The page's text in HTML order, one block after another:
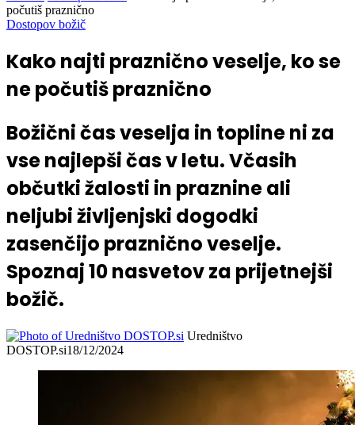
počutiš praznično
Dostopov božič
Kako najti praznično veselje, ko se
ne počutiš praznično
Božični čas veselja in topline ni za
vse najlepši čas v letu. Včasih
občutki žalosti in praznine ali
neljubi življenjski dogodki
zasenčijo praznično veselje.
Spoznaj 10 nasvetov za prijetnejši
božič.
Uredništvo
DOSTOP.si18/12/2024